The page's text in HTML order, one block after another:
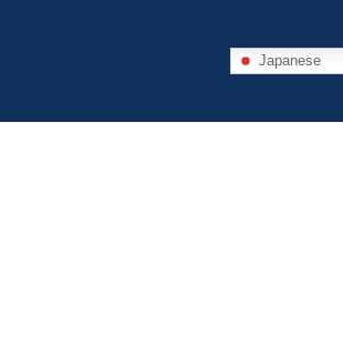
Japanese